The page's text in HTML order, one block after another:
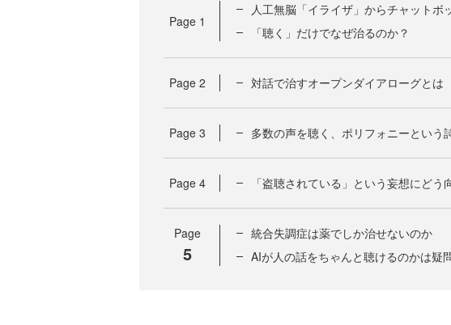
Page 1
人工無脳「イライザ」からチャット
「聴く」だけでなぜ治るのか？
Page 2 対話で治すオープンダイアローグとは
Page 3 多数の声を聴く、ポリフォニーという
Page 4 「盗聴されている」という妄想にどう
Page
5
統合失調症は薬でしか治せないのか
AIが人の話をちゃんと聴けるのかは疑